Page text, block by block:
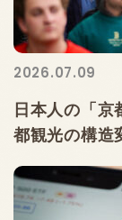
2026.07.09
日本人の「
都観光の構造